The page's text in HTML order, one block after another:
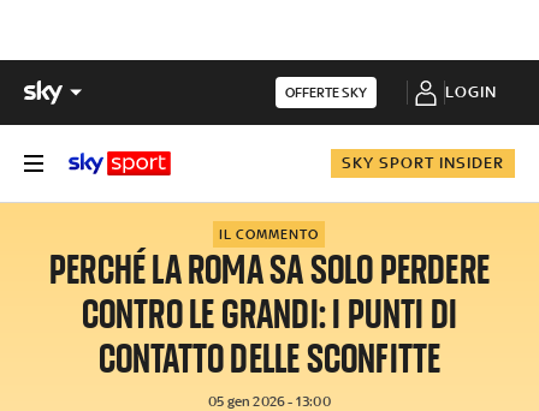
OFFERTE SKY LOGIN
SKY SPORT INSIDER
IL COMMENTO
PERCHÉ LA ROMA SA SOLO PERDERE
CONTRO LE GRANDI: I PUNTI DI
CONTATTO DELLE SCONFITTE
05 gen 2026 - 13:00